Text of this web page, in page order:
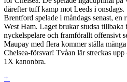
därefter tuff kamp mot Leeds i
Brentford spelade i måndags senast,
West Ham. Laget brukar studsa
nyckelspelare och framförallt offensivt
Maupay med flera kommer ställa
Chelsea-försvar! Tvåan lär streckas
1X kanonbra.
+